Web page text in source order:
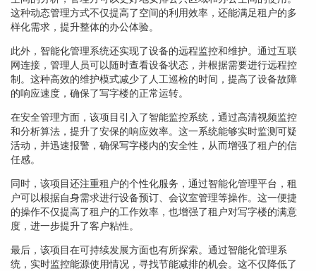
这种动态管理方式不仅提高了空间的利用效率，还能满足租户的多
样化需求，提升整体的办公体验。
此外，智能化管理系统还实现了设备的远程监控和维护。通过互联
网连接，管理人员可以随时查看设备状态，并根据需要进行远程控
制。这种高效的维护模式减少了人工巡检的时间，提高了设备故障
的响应速度，确保了写字楼的正常运转。
在安全管理方面，该项目引入了智能监控系统，通过高清视频监控
和分析算法，提升了安保的响应效率。这一系统能够实时监测可疑
活动，并迅速报警，确保写字楼内的安全性，从而增强了租户的信
任感。
同时，该项目还注重租户的个性化服务，通过智能化管理平台，租
户可以根据自身需求进行设备预订、会议室管理等操作。这一便捷
的操作不仅提高了租户的工作效率，也增强了租户对写字楼的满意
度，进一步提升了客户粘性。
最后，该项目在可持续发展方面也有所探索。通过智能化管理系
统，实时监控能源使用情况，寻找节能减排的机会。这不仅降低了